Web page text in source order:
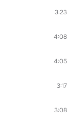
3:23
4:08
4:05
3:17
3:08